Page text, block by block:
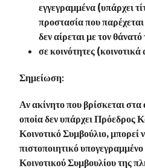
εγγεγραμμένα (υπάρχει
προστασία που
δεν αίρεται με τον θάνατό
σε κοινότητες (κοινοτικά
Σημείωση:
Αν ακίνητο που βρίσκεται στα
οποία δεν υπάρχει Πρόεδρος
Κοινοτικό Συμβούλιο, μπορεί
πιστοποιητικό
Κοινοτικού Συμβουλίου της